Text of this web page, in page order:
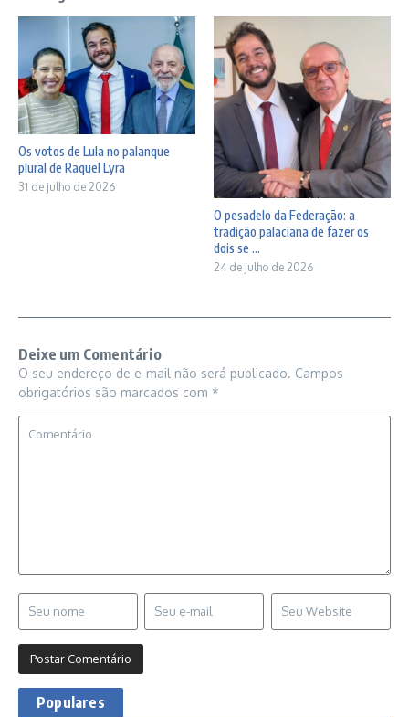
Os votos de Lula no palanque
plural de Raquel Lyra
31 de julho de 2026
O pesadelo da Federação: a
tradição palaciana de fazer os
dois se ...
24 de julho de 2026
Deixe um Comentário
O seu endereço de e-mail não será publicado. Campos
obrigatórios são marcados com *
Populares